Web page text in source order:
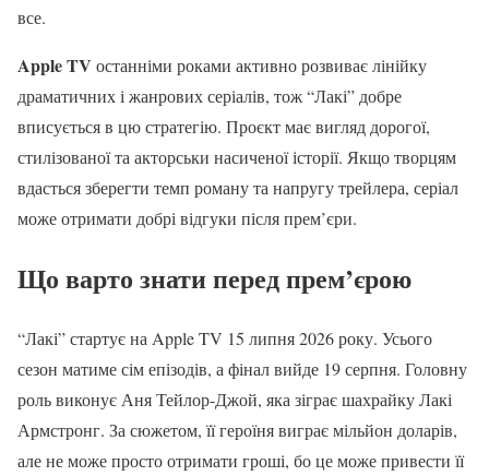
все.
Apple TV останніми роками активно розвиває лінійку
драматичних і жанрових серіалів, тож “Лакі” добре
вписується в цю стратегію. Проєкт має вигляд дорогої,
стилізованої та акторськи насиченої історії. Якщо творцям
вдасться зберегти темп роману та напругу трейлера, серіал
може отримати добрі відгуки після прем’єри.
Що варто знати перед прем’єрою
“Лакі” стартує на Apple TV 15 липня 2026 року. Усього
сезон матиме сім епізодів, а фінал вийде 19 серпня. Головну
роль виконує Аня Тейлор-Джой, яка зіграє шахрайку Лакі
Армстронг. За сюжетом, її героїня виграє мільйон доларів,
але не може просто отримати гроші, бо це може привести її